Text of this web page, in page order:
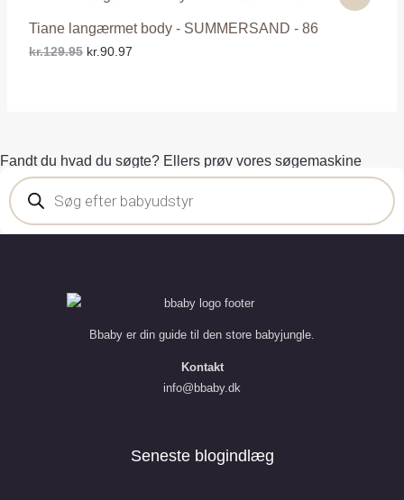
Tiane langærmet body - SUMMERSAND - 86
kr.129.95 kr.90.97
Fandt du hvad du søgte? Ellers prøv vores søgemaskine
Bbaby er din guide til den store babyjungle.
Kontakt
info@bbaby.dk
Seneste blogindlæg